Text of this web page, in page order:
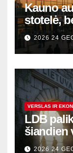
Kauno
stotelė,
sostinę
2026 24
VERSLAS IR
LDB
šiandien
variklis
2026 24